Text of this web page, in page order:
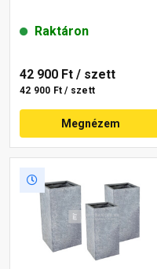
Raktáron
42 900 Ft / szett
42 900 Ft / szett
Megnézem